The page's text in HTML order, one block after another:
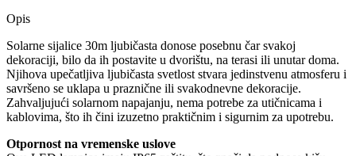
Opis
Solarne sijalice 30m ljubičasta donose posebnu čar svakoj
dekoraciji, bilo da ih postavite u dvorištu, na terasi ili unutar doma.
Njihova upečatljiva ljubičasta svetlost stvara jedinstvenu atmosferu i
savršeno se uklapa u praznične ili svakodnevne dekoracije.
Zahvaljujući solarnom napajanju, nema potrebe za utičnicama i
kablovima, što ih čini izuzetno praktičnim i sigurnim za upotrebu.
Otpornost na vremenske uslove